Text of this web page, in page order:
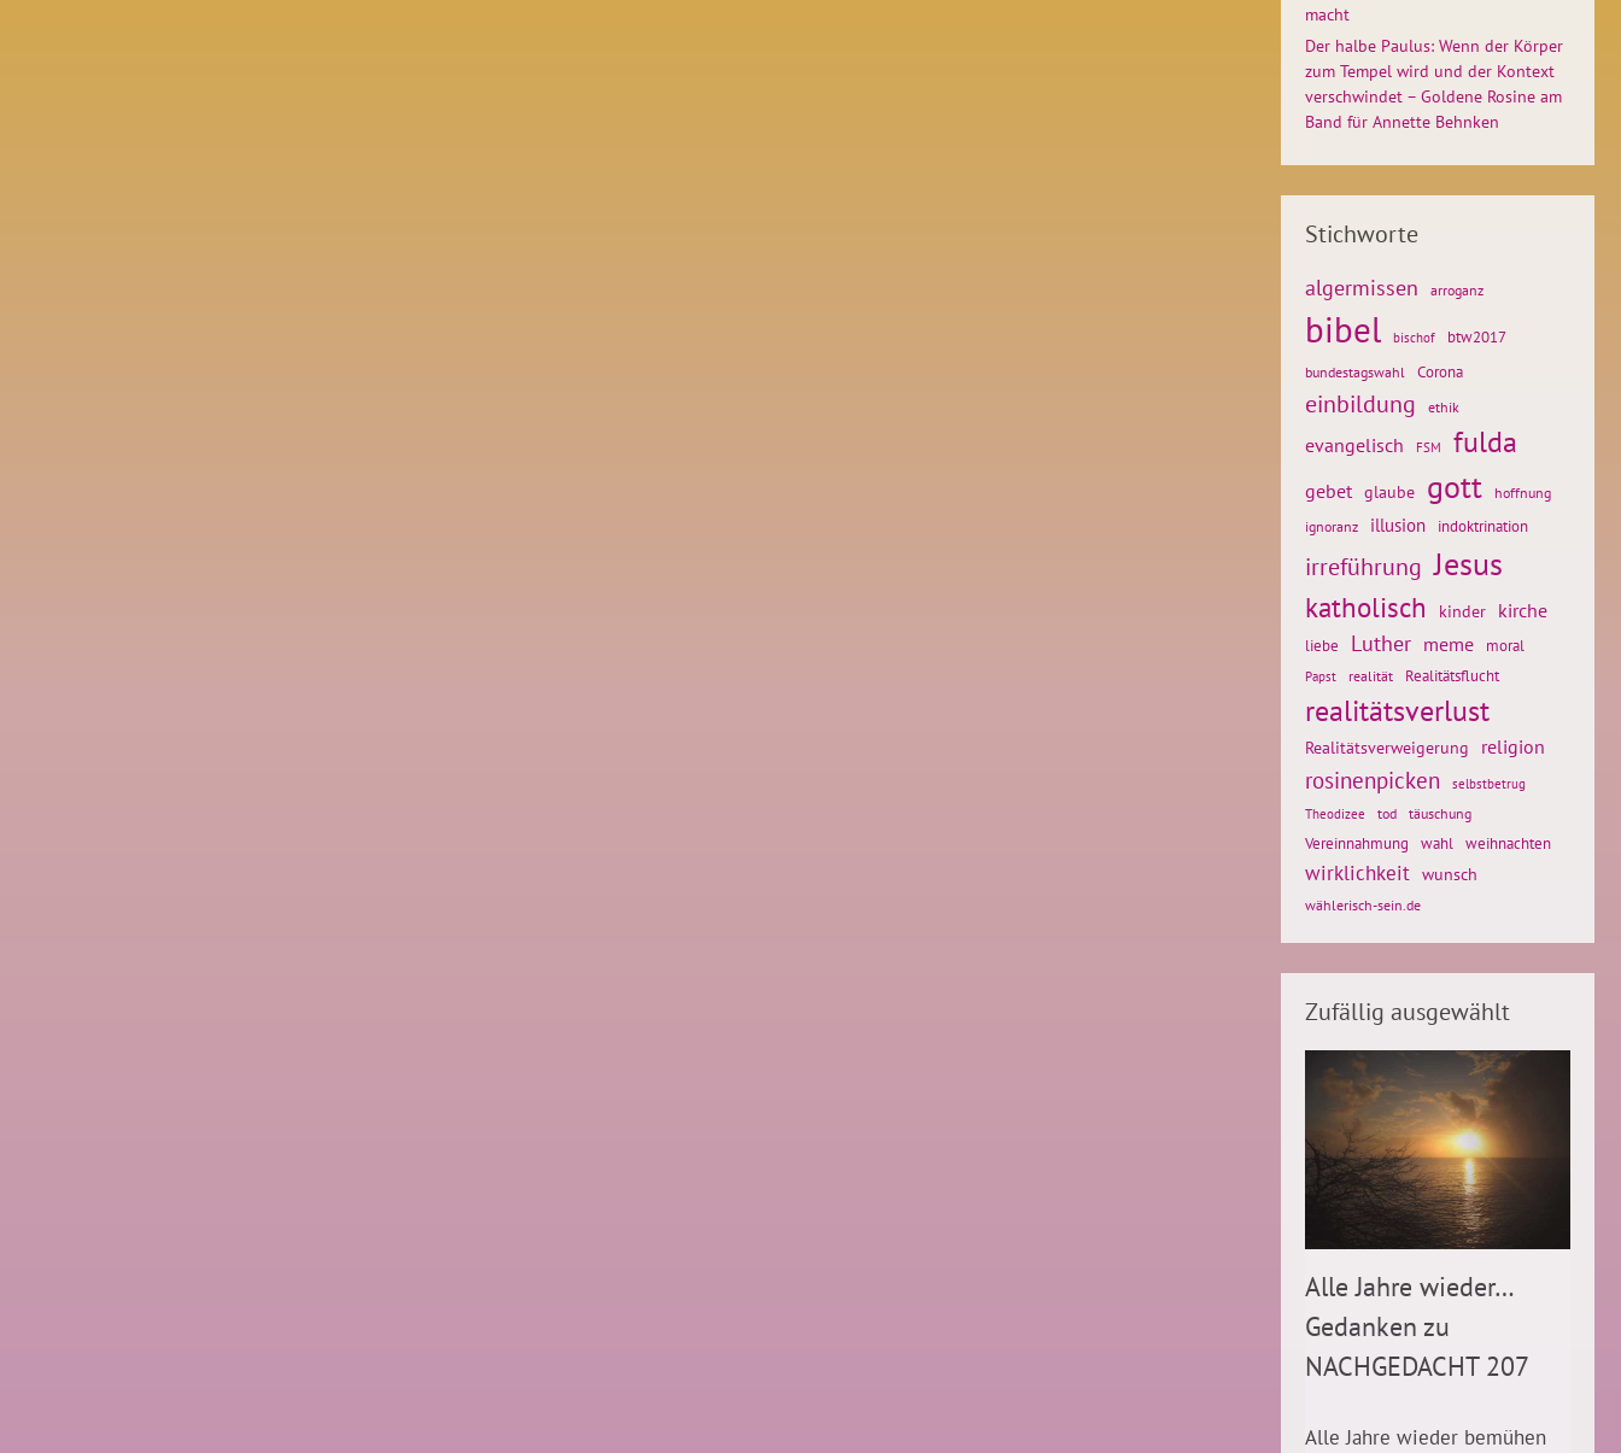
macht
Der halbe Paulus: Wenn der Körper
zum Tempel wird und der Kontext
verschwindet – Goldene Rosine am
Band für Annette Behnken
Stichworte
algermissen arroganz
bibel bischof btw2017
bundestagswahl Corona
einbildung ethik
evangelisch FSM fulda
gebet glaube gott
hoffnung
ignoranz
illusion indoktrination
irreführung Jesus
katholisch kinder kirche
liebe Luther meme moral
Papst realität Realitätsflucht
realitätsverlust
Realitätsverweigerung religion
rosinenpicken
selbstbetrug
Theodizee
tod täuschung
Vereinnahmung wahl weihnachten
wirklichkeit wunsch
wählerisch-sein.de
Zufällig ausgewählt
Alle Jahre wieder…
Gedanken zu
NACHGEDACHT 207
Alle Jahre wieder bemühen